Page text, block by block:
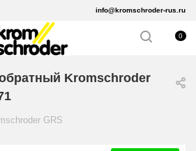
info@kromschroder-rus.ru
0
Kromschroder
GRS